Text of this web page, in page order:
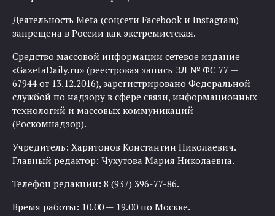
Деятельность Meta (соцсети Facebook и Instagram)
запрещена в России как экстремистская.
Средство массовой информации сетевое издание
«GazetaDaily.ru» (реестровая запись ЭЛ № ФС 77 —
67944 от 13.12.2016), зарегистрировано Федеральной
службой по надзору в сфере связи, информационных
технологий и массовых коммуникаций
(Роскомнадзор).
Учредитель: Харитонов Константин Николаевич.
Главный редактор: Чухутова Мария Николаевна.
Телефон редакции: 8 (937) 396-77-86.
Время работы: 10.00 — 19.00 по Москве.